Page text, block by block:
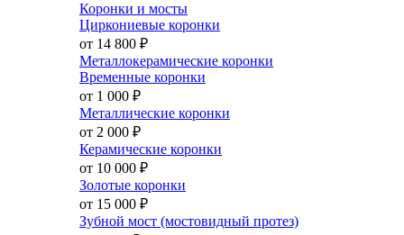
Коронки и мосты
Циркониевые коронки
от 14 800 ₽
Металлокерамические коронки
Временные коронки
от 1 000 ₽
Металлические коронки
от 2 000 ₽
Керамические коронки
от 10 000 ₽
Золотые коронки
от 15 000 ₽
Зубной мост (мостовидный протез)